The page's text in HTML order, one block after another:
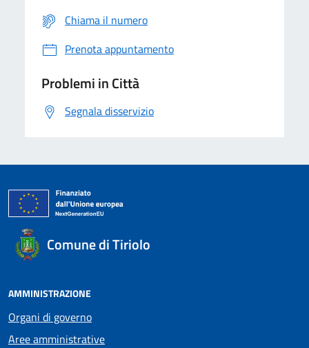
Chiama il numero
Prenota appuntamento
Problemi in Città
Segnala disservizio
Comune di Tiriolo
AMMINISTRAZIONE
Organi di governo
Aree amministrative